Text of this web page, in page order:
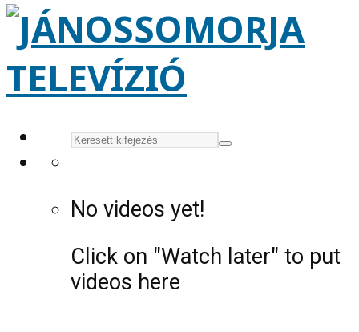
No videos yet!
Click on "Watch later" to put
videos here